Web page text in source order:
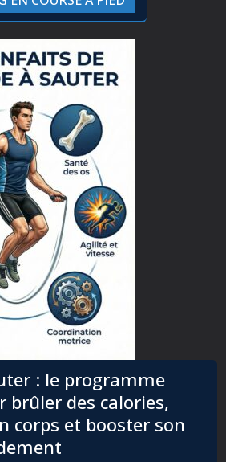
: le programme
brûler des calories,
corps et booster son